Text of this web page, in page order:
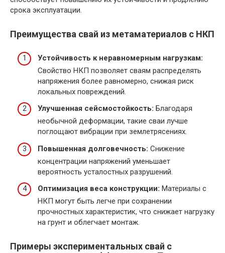
срока эксплуатации.
Преимущества свай из метаматериалов с НКП
Устойчивость к неравномерным нагрузкам:
Свойство НКП позволяет сваям распределять
напряжения более равномерно, снижая риск
локальных повреждений.
Улучшенная сейсмостойкость: Благодаря
необычной деформации, такие сваи лучше
поглощают вибрации при землетрясениях.
Повышенная долговечность: Снижение
концентрации напряжений уменьшает
вероятность усталостных разрушений.
Оптимизация веса конструкции: Материалы с
НКП могут быть легче при сохранении
прочностных характеристик, что снижает нагрузку
на грунт и облегчает монтаж.
Примеры экспериментальных свай с